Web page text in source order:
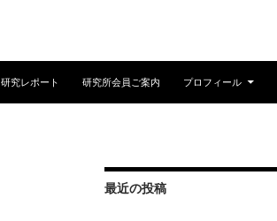
研究レポート 研究所会員ご案内 プロフィール
最近の投稿